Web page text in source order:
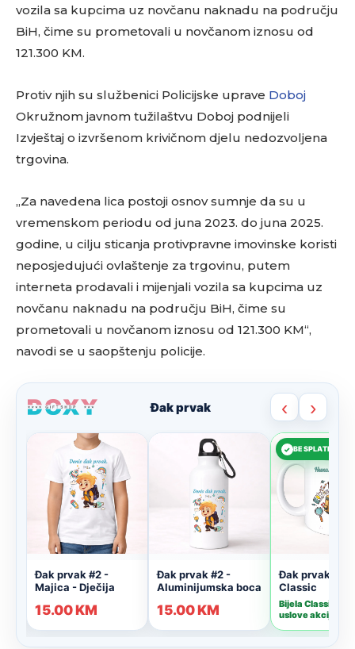
vozila sa kupcima uz novčanu naknadu na području
BiH, čime su prometovali u novčanom iznosu od
121.300 KM.
Protiv njih su službenici Policijske uprave Doboj
Okružnom javnom tužilaštvu Doboj podnijeli
Izvještaj o izvršenom krivičnom djelu nedozvoljena
trgovina.
„Za navedena lica postoji osnov sumnje da su u
vremenskom periodu od juna 2023. do juna 2025.
godine, u cilju sticanja protivpravne imovinske koristi
neposjedujući ovlaštenje za trgovinu, putem
interneta prodavali i mijenjali vozila sa kupcima uz
novčanu naknadu na području BiH, čime su
prometovali u novčanom iznosu od 121.300 KM“,
navodi se u saopštenju policije.